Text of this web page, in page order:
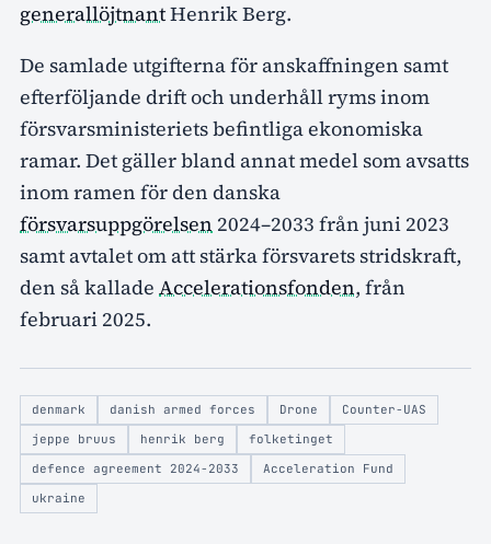
generallöjtnantHenrik Berg.
De samlade utgifterna för anskaffningen samt
efterföljande drift och underhåll ryms inom
försvarsministeriets befintliga ekonomiska
ramar. Det gäller bland annat medel som avsatts
inom ramen för den danska
försvarsuppgörelsen 2024–2033 från juni 2023
samt avtalet om att stärka försvarets stridskraft,
den så kallade Accelerationsfonden, från
februari 2025.
denmark danish armed forces Drone
Counter-UAS
jeppe bruus
henrik berg
folketinget
defence agreement 2024-2033
Acceleration Fund
ukraine